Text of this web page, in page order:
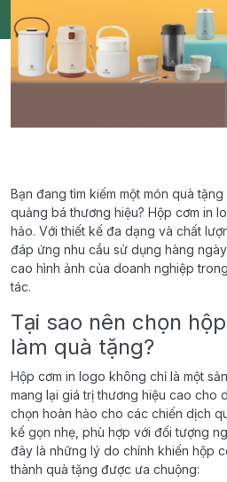
Bạn đang tìm kiếm một món quà
quảng bá thương hiệu? Hộp cơm in
hảo. Với thiết kế đa dạng và chất
đáp ứng nhu cầu sử dụng hàng
cao hình ảnh của doanh nghiệp
tác.
Tại sao nên chọn
làm quà tặng?
Hộp cơm in logo không chỉ là một
mang lại giá trị thương hiệu cao cho
chọn hoàn hảo cho các chiến dịch
kế gọn nhẹ, phù hợp với đối tượng
đây là những lý do chính khiến hộp
thành quà tặng được ưa chuộng: